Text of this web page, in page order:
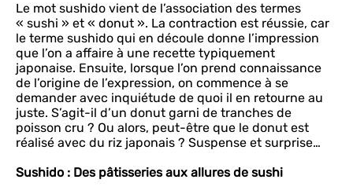
Le mot sushido vient de l’association des termes
« sushi » et « donut ». La contraction est réussie, car
le terme sushido qui en découle donne l’impression
que l’on a affaire à une recette typiquement
japonaise. Ensuite, lorsque l’on prend connaissance
de l’origine de l’expression, on commence à se
demander avec inquiétude de quoi il en retourne au
juste. S’agit-il d’un donut garni de tranches de
poisson cru ? Ou alors, peut-être que le donut est
réalisé avec du riz japonais ? Suspense et surprise…
Sushido : Des pâtisseries aux allures de sushi